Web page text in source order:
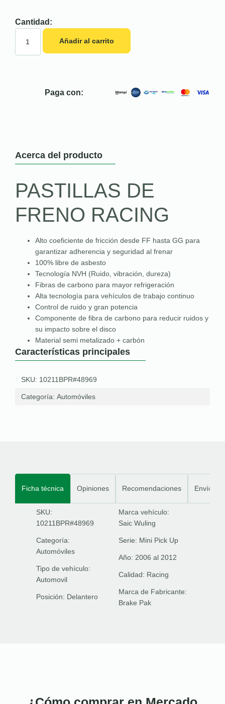
Cantidad:
Añadir al carrito
Paga con:
Acerca del producto
PASTILLAS DE
FRENO RACING
Alto coeficiente de fricción desde FF hasta GG para
garantizar adherencia y seguridad al frenar
100% libre de asbesto
Tecnología NVH (Ruido, vibración, dureza)
Fibras de carbono para mayor refrigeración
Alta tecnología para vehículos de trabajo continuo
Control de ruido y gran potencia
Componente de fibra de carbono para reducir ruidos y
su impacto sobre el disco
Material semi metalizado + carbón
Características principales
SKU: 10211BPR#48969
Categoría: Automóviles
Ficha técnica Opiniones Recomendaciones Envíos
SKU:
10211BPR#48969
Categoría:
Automóviles
Tipo de vehículo:
Automovil
Posición: Delantero
Marca vehículo:
Saic Wuling
Serie: Mini Pick Up
Año: 2006 al 2012
Calidad: Racing
Marca de Fabricante:
Brake Pak